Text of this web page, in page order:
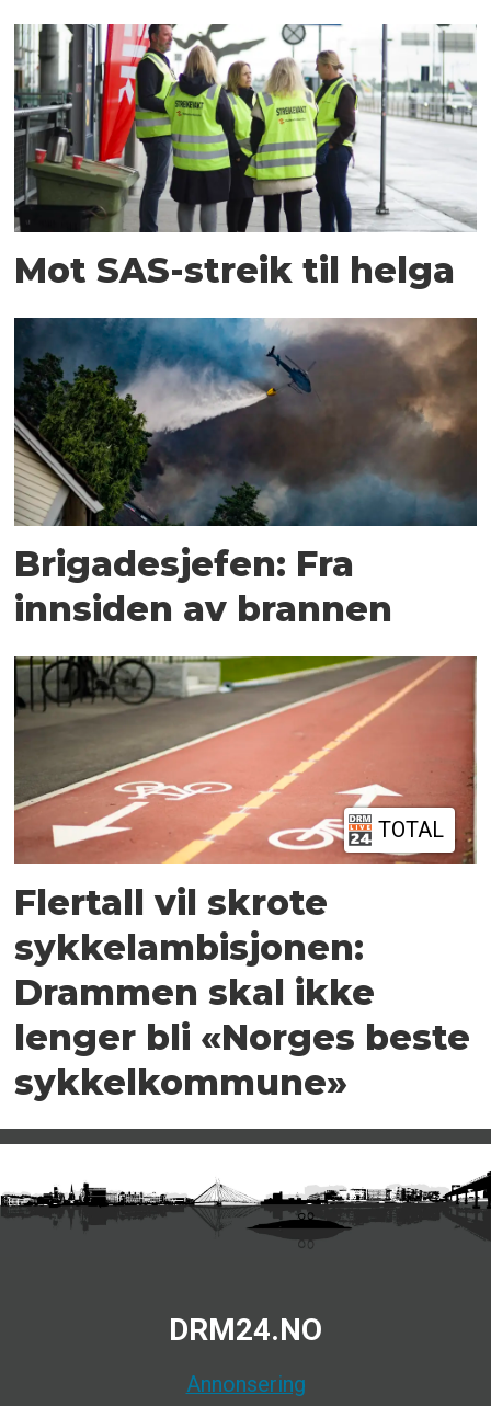
Mot SAS-streik til helga
Brigadesjefen: Fra
innsiden av brannen
TOTAL
Flertall vil skrote
sykkelambisjonen:
Drammen skal ikke
lenger bli «Norges beste
sykkelkommune»
DRM24.NO
Annonsering